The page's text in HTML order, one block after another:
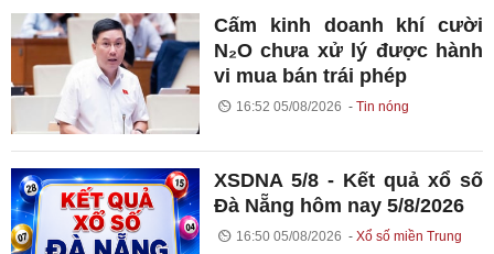
Cấm kinh doanh khí cười
N₂O chưa xử lý được hành
vi mua bán trái phép
16:52 05/08/2026 Tin nóng
XSDNA 5/8 - Kết quả xổ số
Đà Nẵng hôm nay 5/8/2026
16:50 05/08/2026 Xổ số miền Trung